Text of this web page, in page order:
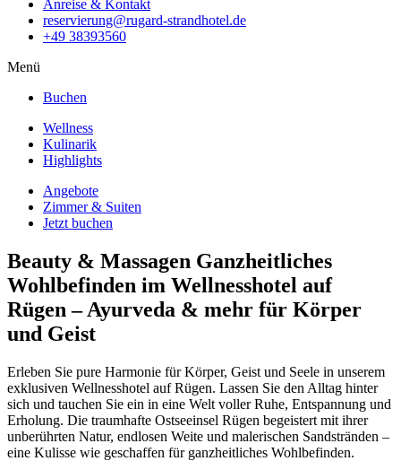
Anreise & Kontakt
reservierung@rugard-strandhotel.de
+49 38393560
Menü
Buchen
Wellness
Kulinarik
Highlights
Angebote
Zimmer & Suiten
Jetzt buchen
Beauty & Massagen Ganzheitliches
Wohlbefinden im Wellnesshotel auf
Rügen – Ayurveda & mehr für Körper
und Geist
Erleben Sie pure Harmonie für Körper, Geist und Seele in unserem
exklusiven Wellnesshotel auf Rügen. Lassen Sie den Alltag hinter
sich und tauchen Sie ein in eine Welt voller Ruhe, Entspannung und
Erholung. Die traumhafte Ostseeinsel Rügen begeistert mit ihrer
unberührten Natur, endlosen Weite und malerischen Sandstränden –
eine Kulisse wie geschaffen für ganzheitliches Wohlbefinden.